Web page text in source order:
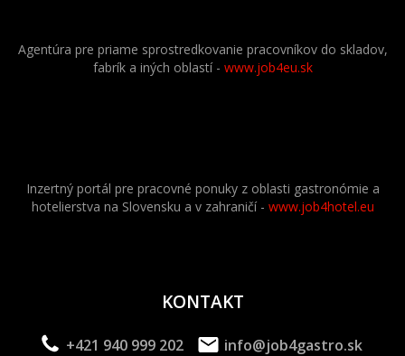
Agentúra pre priame sprostredkovanie pracovníkov do skladov,
fabrík a iných oblastí - www.job4eu.sk
Inzertný portál pre pracovné ponuky z oblasti gastronómie a
hotelierstva na Slovensku a v zahraničí - www.job4hotel.eu
KONTAKT
+421 940 999 202
info@job4gastro.sk